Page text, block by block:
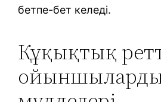
бетпе-бет келеді.
Құқықтық